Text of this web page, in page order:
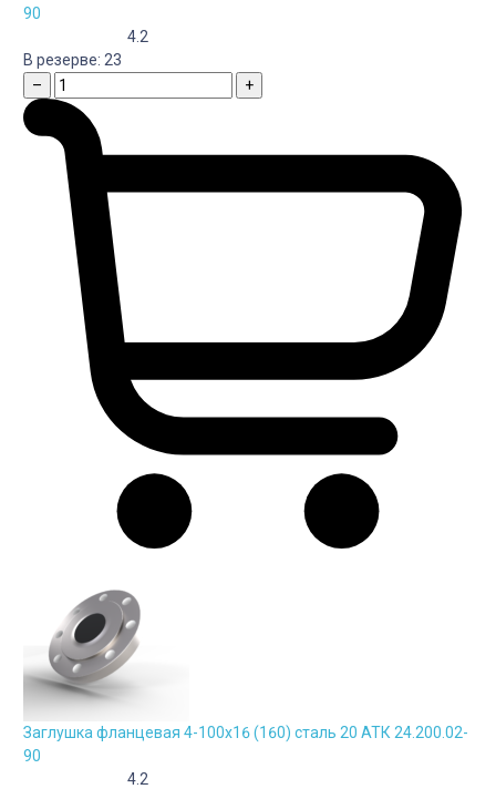
90
4.2
В резерве: 23
–
+
Заглушка фланцевая 4-100х16 (160) сталь 20 АТК 24.200.02-
90
4.2